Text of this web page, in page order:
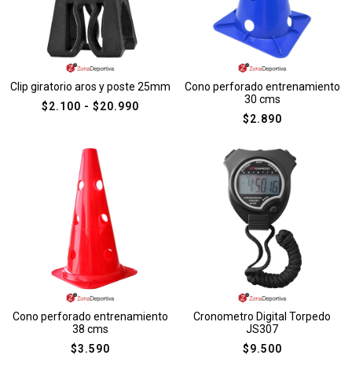
Clip giratorio aros y poste 25mm
$2.100 - $20.990
Cono perforado entrenamiento
30 cms
$2.890
Cono perforado entrenamiento
38 cms
$3.590
Cronometro Digital Torpedo
JS307
$9.500